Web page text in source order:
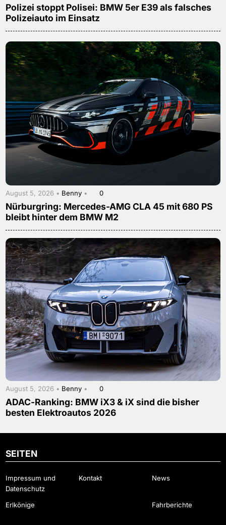
Polizei stoppt Polisei: BMW 5er E39 als falsches
Polizeiauto im Einsatz
August 5, 2026 • Benny • 0
Nürburgring: Mercedes-AMG CLA 45 mit 680 PS
bleibt hinter dem BMW M2
August 5, 2026 • Benny • 0
ADAC-Ranking: BMW iX3 & iX sind die bisher
besten Elektroautos 2026
SEITEN
Impressum und
Datenschutz
Kontakt News
Erlkönige Fahrberichte